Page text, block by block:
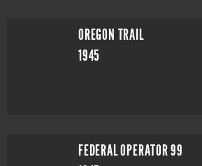
OREGON TRAIL
1945
FEDERAL OPERATOR 99